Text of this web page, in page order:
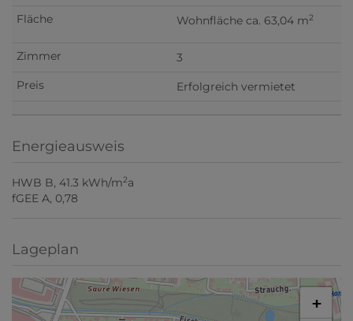
Wohnfläche ca. 63,04 m2
3
Erfolgreich vermietet
Energieausweis
HWB B, 41.3 kWh/m2a
fGEE A, 0,78
Lageplan
+